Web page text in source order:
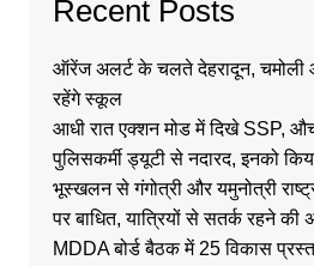
Recent Posts
ऑरेंज अलर्ट के चलते देहरादून, चमोली
रहेंगे स्कूल
आधी रात एक्शन मोड में दिखे SSP,
पुलिसकर्मी ड्यूटी से नदारद, इनको
भूस्खलन से गंगोत्री और यमुनोत्री
पर बाधित, यात्रियों से सतर्क रहने की
MDDA बोर्ड बैठक में 25 विकास